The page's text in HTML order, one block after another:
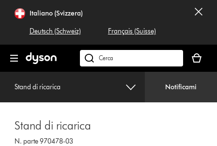
navigazioneItaliano (Svizzera)
Deutsch (Schweiz) Français (Suisse)
Cerca
su
carrello
è
Stand di ricarica Notificami
Stand di ricarica
N. parte 970478-03